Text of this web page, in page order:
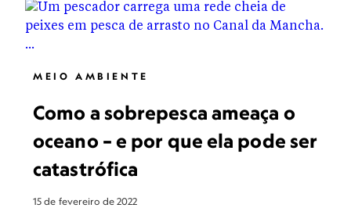
MEIO AMBIENTE
Como a sobrepesca ameaça o
oceano – e por que ela pode ser
catastrófica
15 de fevereiro de 2022